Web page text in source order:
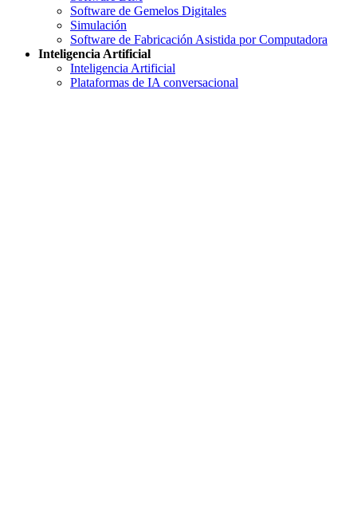
Software de Gemelos Digitales
Simulación
Software de Fabricación Asistida por Computadora
Inteligencia Artificial
Inteligencia Artificial
Plataformas de IA conversacional